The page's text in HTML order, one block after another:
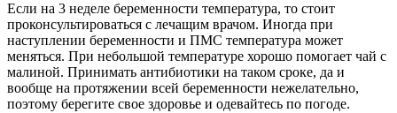
Если на 3 неделе беременности температура, то стоит
проконсультироваться с лечащим врачом. Иногда при
наступлении беременности и ПМС температура может
меняться. При небольшой температуре хорошо помогает чай с
малиной. Принимать антибиотики на таком сроке, да и
вообще на протяжении всей беременности нежелательно,
поэтому берегите свое здоровье и одевайтесь по погоде.